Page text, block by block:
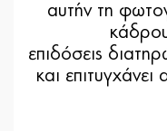
αυτήν τη
επιδόσεις
και